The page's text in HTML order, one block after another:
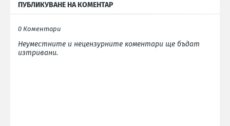
ПУБЛИКУВАНЕ НА КОМЕНТАР
0 Коментари
Неуместните и нецензурните коментари ще бъдат
изтривани.